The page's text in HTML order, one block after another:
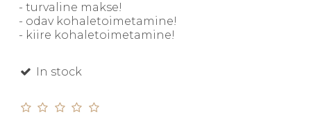
- turvaline makse!
- odav kohaletoimetamine!
- kiire kohaletoimetamine!
In stock